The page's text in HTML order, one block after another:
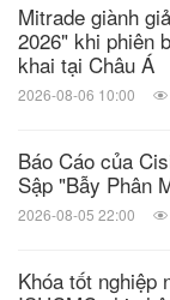
Mitrade giành
2026" khi phiên
khai tại Châu Á
2026-08-06 10:00
Báo Cáo của
Sập "Bẫy Phân
2026-08-05 22:00
Khóa tốt nghiệp